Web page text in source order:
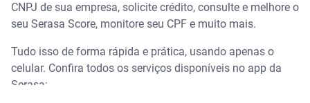
CNPJ de sua empresa, solicite crédito, consulte e melhore o
seu Serasa Score, monitore seu CPF e muito mais.
Tudo isso de forma rápida e prática, usando apenas o
celular. Confira todos os serviços disponíveis no app da
Serasa: